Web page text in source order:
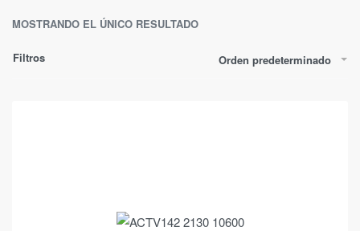
MOSTRANDO EL ÚNICO RESULTADO
Orden predeterminado
Filtros